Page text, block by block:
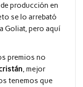
producción en
se lo arrebató
Goliat, pero aquí
premios no
, mejor
tenemos que